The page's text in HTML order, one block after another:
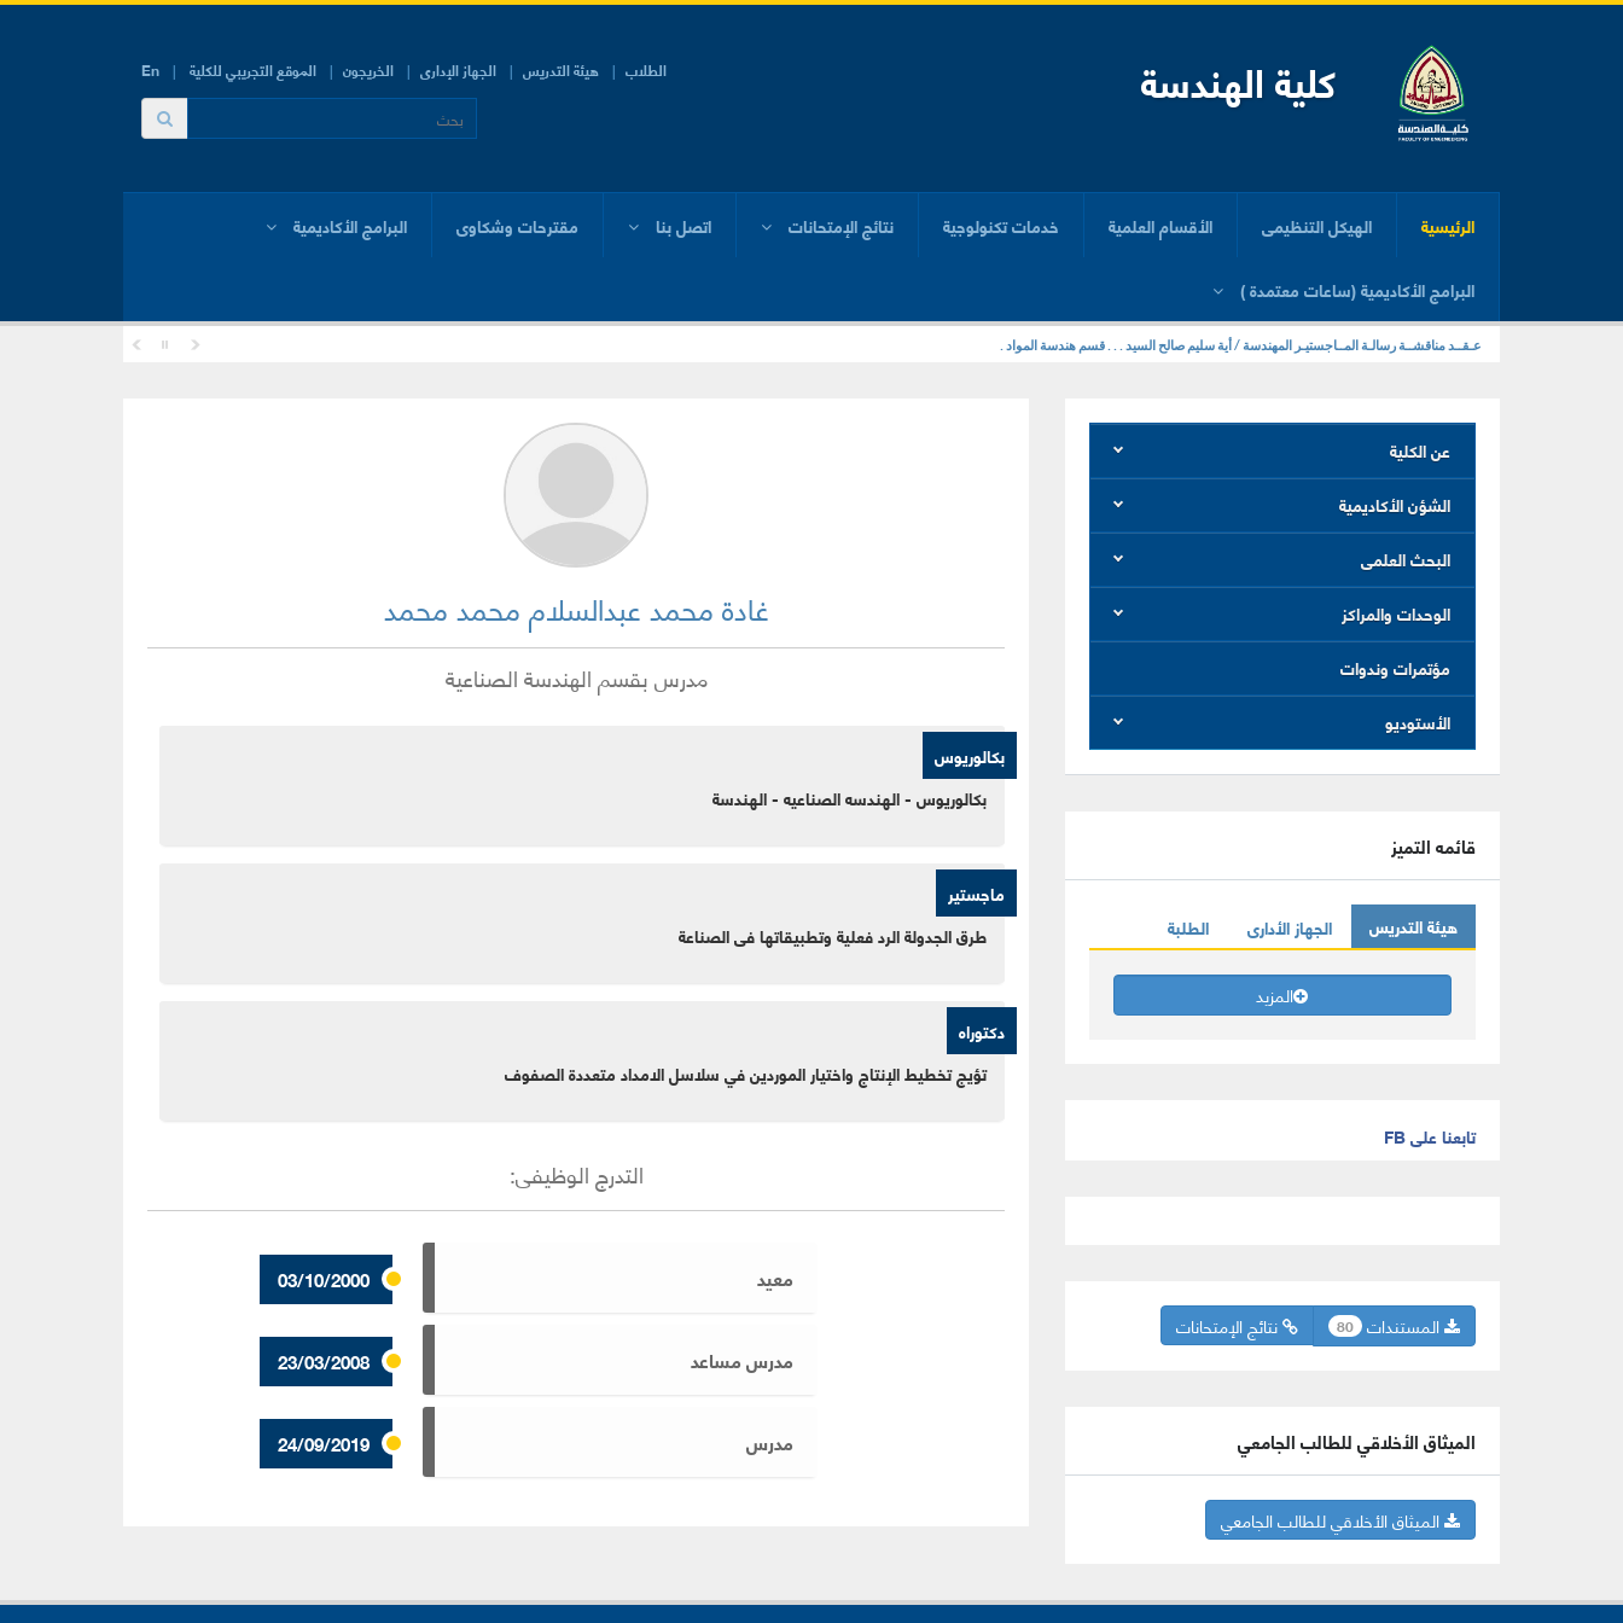
En الطلاب هيئة التدريس الجهاز الإدارى الخريجون الموقع التجريبي للكلية كلية الهندسة
الرئيسية الهيكل التنظيمى الأقسام العلمية خدمات تكنولوجية نتائج الإمتحانات اتصل بنا مقترحات وشكاوى البرامج الأكاديمية
البرامج الأكاديمية (ساعات معتمدة )
عـقــد مناقشــة رسالـة المــاجستيـر المهندسة / أية سليم صالح السيد . . . قسم هندسة المواد .
غادة محمد عبدالسلام محمد محمد
مدرسبقسمالهندسة الصناعية
بكالوريوس
بكالوريوس - الهندسه الصناعيه - الهندسة
ماجستير
طرق الجدولة الرد فعلية وتطبيقاتها فى الصناعة
دكتوراه
تؤيج تخطيط الإنتاج واختيار الموردين في سلاسل الامداد متعددة الصفوف
التدرج الوظيفى:
03/10/2000 معيد
23/03/2008 مدرس مساعد
24/09/2019 مدرس
عن الكلية
الشؤن الأكاديمية
البحث العلمى
الوحدات والمراكز
مؤتمرات وندوات
الأستوديو
قائمه التميز
هيئة التدريس الجهاز الأدارى الطلبة
المزيد
تابعنا على FB
نتائج الإمتحانات المستندات 80
الميثاق الأخلاقي للطالب الجامعي
الميثاق الأخلاقي للطالب الجامعي